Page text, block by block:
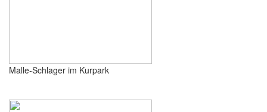
Malle-Schlager im Kurpark